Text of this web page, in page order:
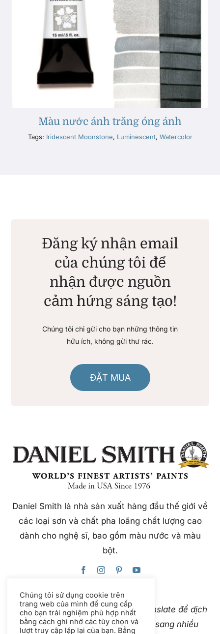
Màu nước ánh trăng óng ánh
Tags: Iridescent Moonstone, Luminescent, Watercolor
Đăng ký nhận email
của chúng tôi để
nhận được nguồn
cảm hứng sáng tạo!
Chúng tôi chỉ gửi cho bạn những thông tin
hữu ích, không gửi thư rác.
ĐẶT MUA
Daniel Smith là nhà sản xuất hàng đầu thế giới về
các loại sơn và chất pha loãng chất lượng cao
dành cho nghệ sĩ, bao gồm màu nước và màu
bột.
Trang web này sử dụng Google Translate để dịch
nội dung ngay lập tức và tự động sang nhiều
Chúng tôi sử dụng cookie trên
trang web của mình để cung cấp
cho bạn trải nghiệm phù hợp nhất
bằng cách ghi nhớ các tùy chọn và
lượt truy cập lặp lại của bạn. Bằng